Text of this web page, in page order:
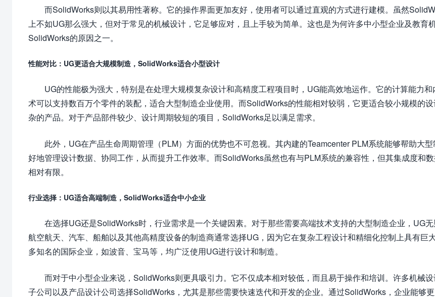
而SolidWorks则以其易用性著称。它的操作界面更加友好，使用者可以通过直观的方式进行建模。虽然
上不如UG那么强大，但对于常见的机械设计，它足够应对，且上手较为简单。这也是为何许多中小型企业及教育
SolidWorks的原因之一。
性能对比：UG更适合大规模制造，SolidWorks适合小型设计
UG的性能极为强大，特别是在处理大规模复杂设计和高精度工程项目时，UG能高效地运作。它的计算能力和
术可以支持数百万个零件的装配，适合大型制造企业使用。而SolidWorks的性能相对较弱，它更适合较小规模的设
杂的产品。对于产品部件较少、设计周期较短的项目，SolidWorks足以满足需求。
此外，UG在产品生命周期管理（PLM）方面的优势也不可忽视。其内建的Teamcenter PLM系统能够帮助大
好地管理设计数据、协同工作，从而提升工作效率。而SolidWorks虽然也有与PLM系统的兼容性，但其集成度和
相对有限。
行业选择：UG适合高端制造，SolidWorks适合中小企业
在选择UG还是SolidWorks时，行业需求是一个关键因素。对于那些需要高端技术支持的大型制造企业，UG无
航空航天、汽车、船舶以及其他高精度设备的制造商通常选择UG，因为它在复杂工程设计和精细化控制上具有巨
多知名的国际企业，如波音、宝马等，均广泛使用UG进行设计和制造。
而对于中小型企业来说，SolidWorks则更具吸引力。它不仅成本相对较低，而且易于操作和培训。许多机械
子公司以及产品设计公司选择SolidWorks，尤其是那些需要快速迭代和开发的企业。通过SolidWorks，企业能够